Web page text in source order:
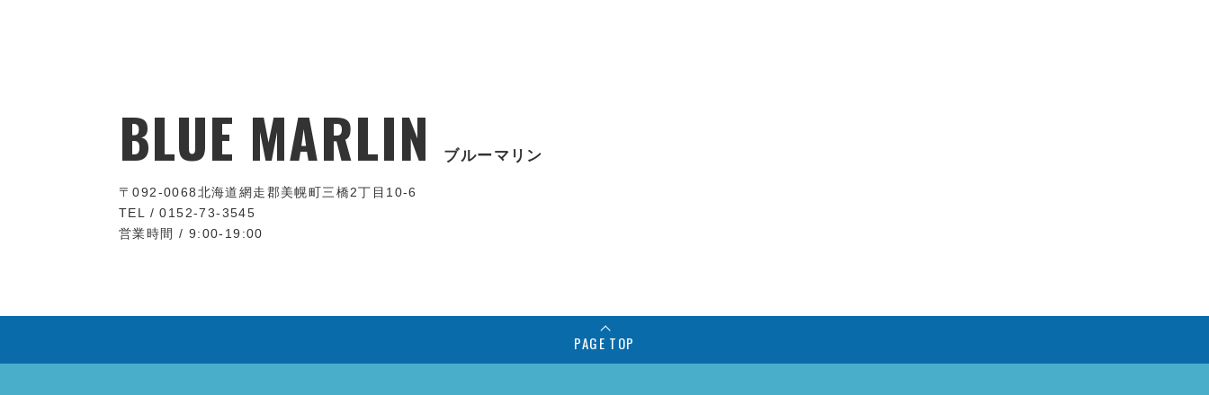
BLUE MARLIN ブルーマリン
〒092-0068北海道網走郡美幌町三橋2丁目10-6
TEL / 0152-73-3545
営業時間 / 9:00-19:00
PAGE TOP